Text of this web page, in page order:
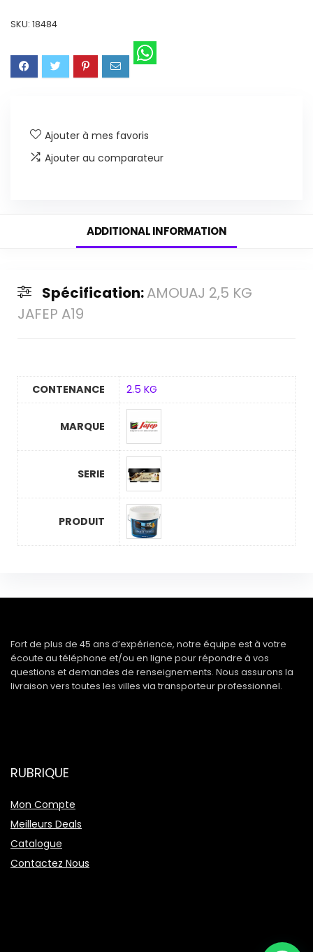
SKU: 18484
Ajouter à mes favoris
Ajouter au comparateur
ADDITIONAL INFORMATION
Spécification:AMOUAJ 2,5 KG
JAFEP A19
CONTENANCE 2.5 KG
MARQUE
SERIE
PRODUIT
Fort de plus de 45 ans d’expérience, notre équipe est à votre
écoute au téléphone et/ou en ligne pour répondre à vos
questions et demandes de renseignements. Nous assurons la
livraison vers toutes les villes via transporteur professionnel.
RUBRIQUE
Mon Compte
Meilleurs Deals
Catalogue
Contactez Nous